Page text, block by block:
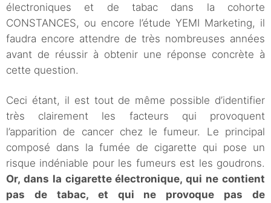
électroniques et de tabac dans la cohorte
CONSTANCES, ou encore l’étude YEMI Marketing, il
faudra encore attendre de très nombreuses années
avant de réussir à obtenir une réponse concrète à
cette question.
Ceci étant, il est tout de même possible d’identifier
très clairement les facteurs qui provoquent
l’apparition de cancer chez le fumeur. Le principal
composé dans la fumée de cigarette qui pose un
risque indéniable pour les fumeurs est les goudrons.
Or, dans la cigarette électronique, qui ne contient
pas de tabac, et qui ne provoque pas de